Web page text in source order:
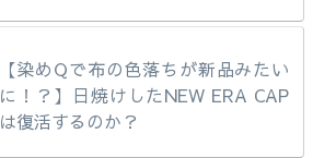
【染めQで布の色落ちが新品みたい
に！？】日焼けしたNEW ERA CAP
は復活するのか？